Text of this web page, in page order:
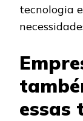
tecnologia
essas